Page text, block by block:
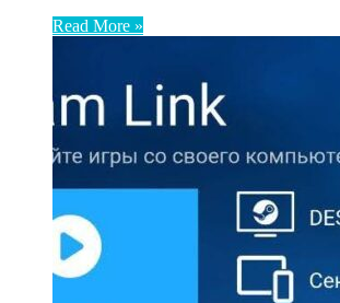
Read More »